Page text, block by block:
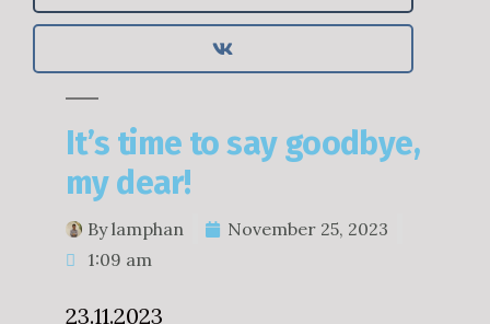
It’s time to say goodbye,
my dear!
Bylamphan
November 25, 2023
1:09 am
23.11.2023